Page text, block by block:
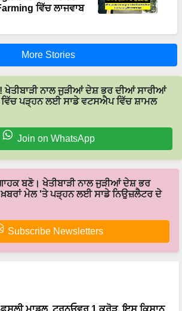
ਵਿੱਚ ਲਾਜਵਾਬ
More Stories
ਨਾਲ ਜੁੜੀਆਂ ਦੇਸ਼ ਭਰ ਦੀਆਂ ਸਾਰੀਆਂ
ਵਿੱਚ ਪੜ੍ਹਨ ਲਈ ਸਾਡੇ ਵਟਸਐਪ ਵਿੱਚ ਸ਼ਾਮਲ
Join on WhatsApp
ਬਣੋ। ਖੇਤੀਬਾੜੀ ਨਾਲ ਜੁੜੀਆਂ ਦੇਸ਼ ਭਰ
ਖ਼ਬਰਾਂ ਮੇਲ 'ਤੇ ਪੜ੍ਹਨ ਲਈ ਸਾਡੇ ਨਿਉਜ਼ਲੈਟਰ ਦੇ
Subscribe Newsletters